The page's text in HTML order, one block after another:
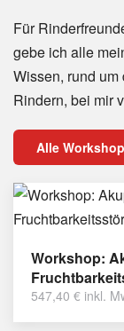
Für
gebe ich alle
Wissen, rund
Rindern, bei mir
Alle
Workshop:
547,40 € inkl.